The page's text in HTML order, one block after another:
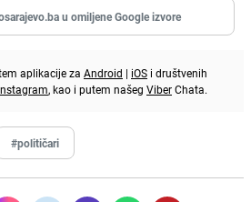
u omiljene Google izvore
aplikacije za Android | iOS i društvenih
, kao i putem našeg ViberChata.
#političari